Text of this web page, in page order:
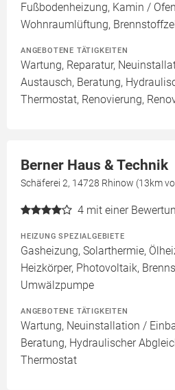
Fußbodenheizung, Kamin /
Wohnraumlüftung,
ANGEBOTENE TÄTIGKEITEN
Wartung, Reparatur,
Austausch, Beratung,
Thermostat, Renovierung,
Berner Haus & Technik
Schäferei 2, 14728 Rhinow (13km
4 mit einer
HEIZUNG SPEZIALGEBIETE
Gasheizung, Solarthermie,
Heizkörper, Photovoltaik,
Umwälzpumpe
ANGEBOTENE TÄTIGKEITEN
Wartung, Neuinstallation /
Beratung, Hydraulischer
Thermostat